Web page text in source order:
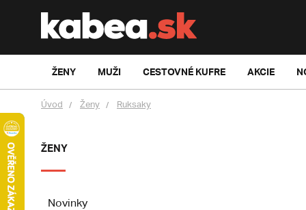
ŽENY MUŽI CESTOVNÉ KUFRE AKCIE
Úvod Ženy Ruksaky
ŽENY
Novinky